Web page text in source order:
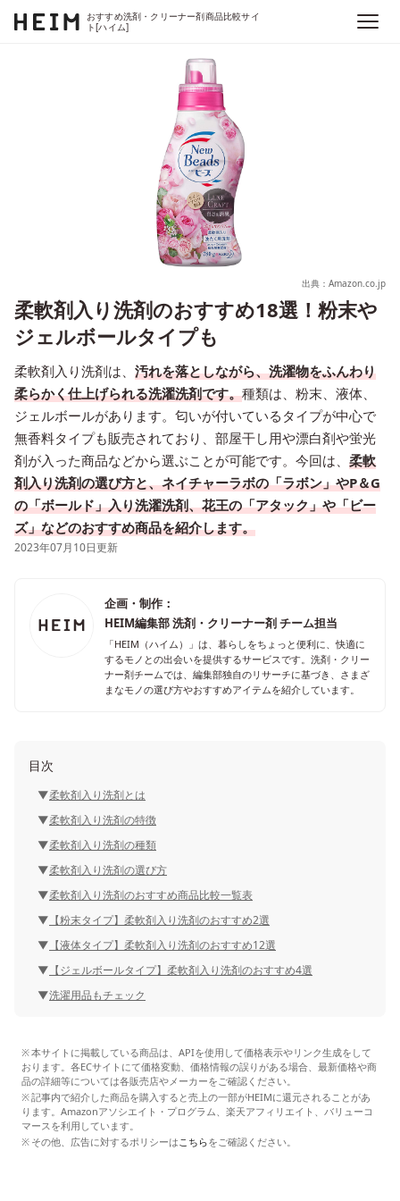
おすすめ洗剤・クリーナー剤商品比較サイ
ト[ハイム]
出典：Amazon.co.jp
柔軟剤入り洗剤のおすすめ18選！粉末や
ジェルボールタイプも
柔軟剤入り洗剤は、 汚れを落としながら、洗濯物をふんわり
柔らかく仕上げられる洗濯洗剤です。種類は、粉末、液体、
ジェルボールがあります。匂いが付いているタイプが中心で
無香料タイプも販売されており、部屋干し用や漂白剤や蛍光
剤が入った商品などから選ぶことが可能です。今回は、 柔軟
剤入り洗剤の選び方と、ネイチャーラボの「ラボン」やP＆G
の「ボールド」入り洗濯洗剤、花王の「アタック」や「ビー
ズ」などのおすすめ商品を紹介します。
2023年07月10日更新
企画・制作：
HEIM編集部 洗剤・クリーナー剤 チーム担当
「HEIM（ハイム）」は、暮らしをちょっと便利に、快適に
するモノとの出会いを提供するサービスです。洗剤・クリー
ナー剤チームでは、編集部独自のリサーチに基づき、さまざ
まなモノの選び方やおすすめアイテムを紹介しています。
目次
柔軟剤入り洗剤とは
柔軟剤入り洗剤の特徴
柔軟剤入り洗剤の種類
柔軟剤入り洗剤の選び方
柔軟剤入り洗剤のおすすめ商品比較一覧表
【粉末タイプ】柔軟剤入り洗剤のおすすめ2選
【液体タイプ】柔軟剤入り洗剤のおすすめ12選
【ジェルボールタイプ】柔軟剤入り洗剤のおすすめ4選
洗濯用品もチェック
本サイトに掲載している商品は、APIを使用して価格表示やリンク生成をして
おります。各ECサイトにて価格変動、価格情報の誤りがある場合、最新価格や商
品の詳細等については各販売店やメーカーをご確認ください。
記事内で紹介した商品を購入すると売上の一部がHEIMに還元されることがあ
ります。Amazonアソシエイト・プログラム、楽天アフィリエイト、バリューコ
マースを利用しています。
その他、広告に対するポリシーはこちらをご確認ください。